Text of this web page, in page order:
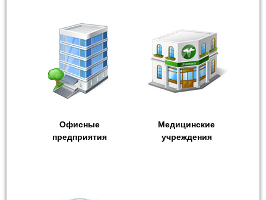
Офисные
предприятия
Медицинские
учреждения